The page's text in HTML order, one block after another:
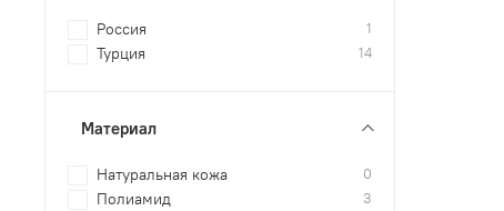
Россия 1
Турция 14
Материал
Натуральная кожа 0
Полиамид 3